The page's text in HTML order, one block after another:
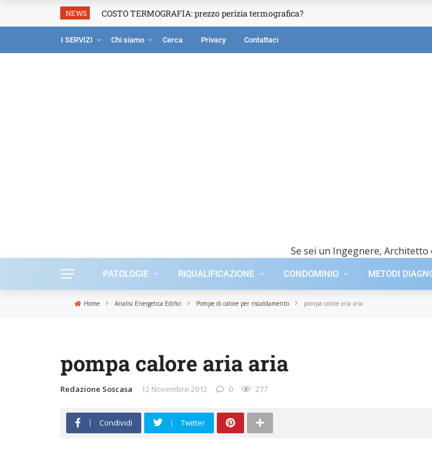
NEWS COSTO TERMOGRAFIA: prezzo perizia termografica?
I SERVIZI Chi siamo Cerca Privacy Contattaci
Se sei un Ingegnere, Architetto
PATOLOGIE RIQUALIFICAZIONE CONDOMINIO METODI
Home › Analisi Energetica Edifici › Pompe di calore per riscaldamento › pompa calore aria aria
pompa calore aria aria
Redazione Soscasa 12 Novembre 2012 0 277
Condividi Twitter